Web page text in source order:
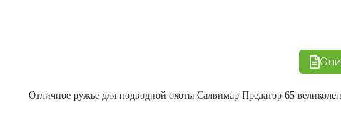
Отличное ружье для подводной охоты Салвимар Предатор 65